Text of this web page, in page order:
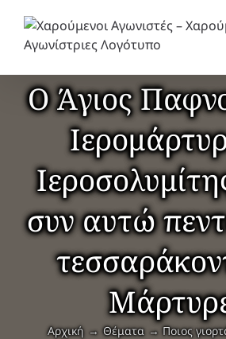
περιεχόμενο
Ο Άγιος
συν αυτώ
Αρχική Θέματα
Ποιος